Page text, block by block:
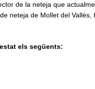
de la neteja que
neteja de Mollet del Vallès,
els següents: